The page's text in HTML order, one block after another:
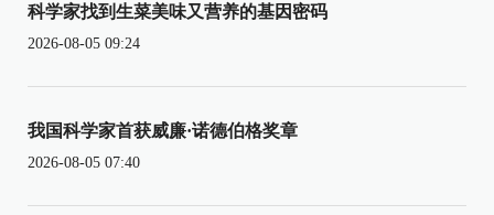
科学家找到生菜美味又营养的基因密码
2026-08-05 09:24
我国科学家首获威廉·诺德伯格奖章
2026-08-05 07:40